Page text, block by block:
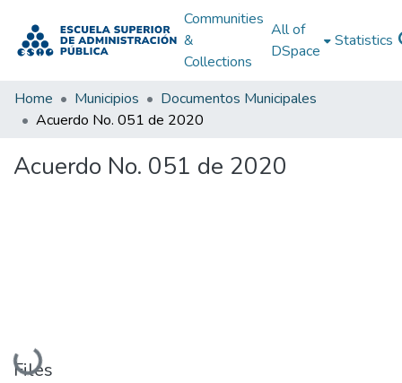
Communities
&
Collections
All of
DSpace
Statistics
Home Municipios
Documentos Municipales
Acuerdo No. 051 de 2020
Acuerdo No. 051 de 2020
Loading...
Files